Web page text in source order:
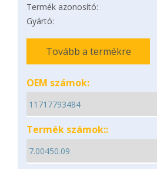
Termék azonosító:
Gyártó:
Tovább a termékre
OEM számok:
Termék számok::